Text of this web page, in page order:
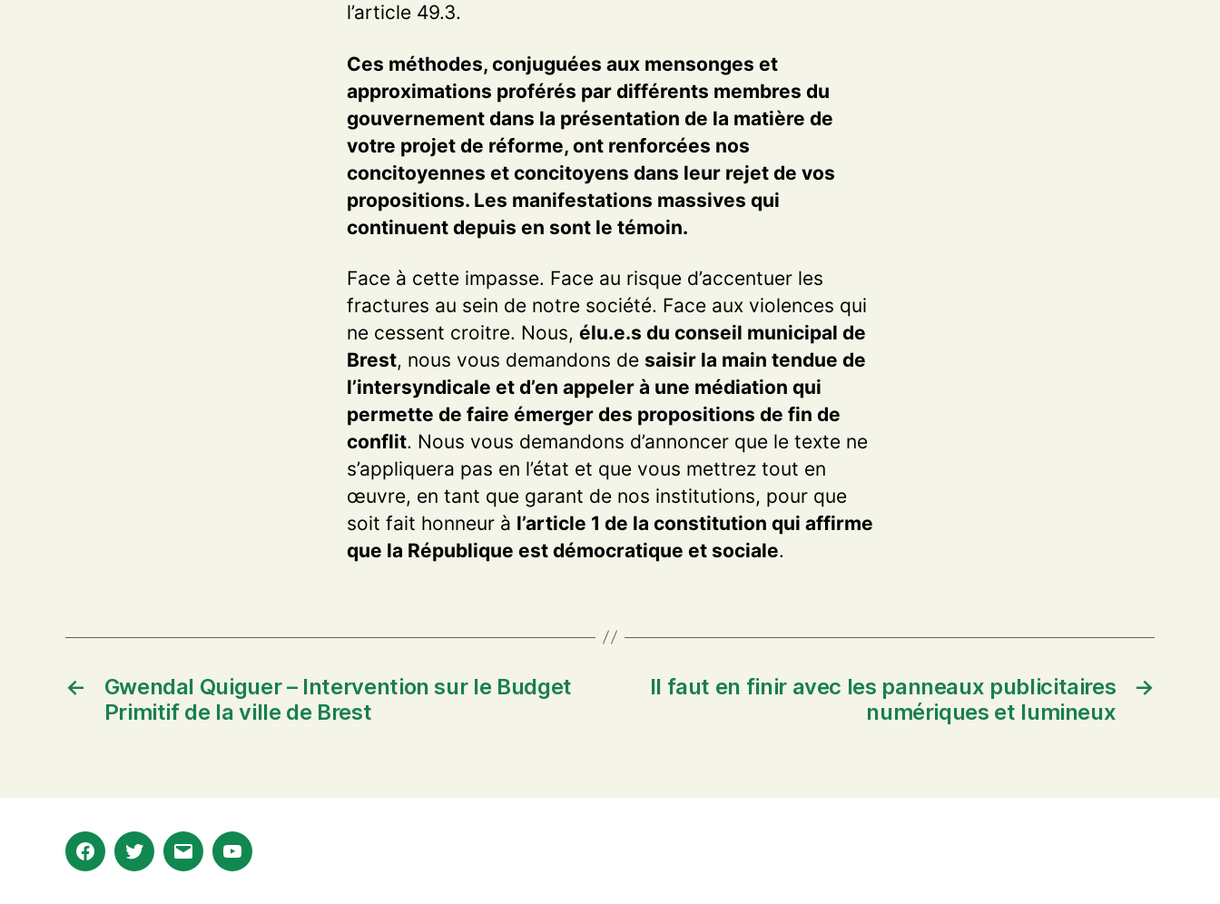
l’article 49.3.
Ces méthodes, conjuguées aux mensonges et
approximations proférés par différents membres du
gouvernement dans la présentation de la matière de
votre projet de réforme, ont renforcées nos
concitoyennes et concitoyens dans leur rejet de vos
propositions. Les manifestations massives qui
continuent depuis en sont le témoin.
Face à cette impasse. Face au risque d’accentuer les
fractures au sein de notre société. Face aux violences qui
ne cessent croitre. Nous, élu.e.s du conseil municipal de
Brest, nous vous demandons de saisir la main tendue de
l’intersyndicale et d’en appeler à une médiation qui
permette de faire émerger des propositions de fin de
conflit. Nous vous demandons d’annoncer que le texte ne
s’appliquera pas en l’état et que vous mettrez tout en
œuvre, en tant que garant de nos institutions, pour que
soit fait honneur à l’article 1 de la constitution qui affirme
que la République est démocratique et sociale.
←
Gwendal Quiguer – Intervention sur le Budget
Primitif de la ville de Brest
→
Il faut en finir avec les panneaux publicitaires
numériques et lumineux
FacebookTwitterE-
Youtube